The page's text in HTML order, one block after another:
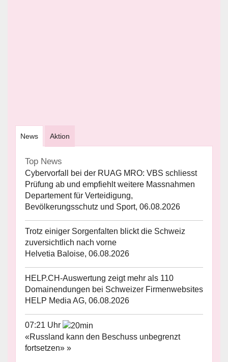
News Aktion
Top News
Cybervorfall bei der RUAG MRO: VBS schliesst
Prüfung ab und empfiehlt weitere Massnahmen
Departement für Verteidigung,
Bevölkerungsschutz und Sport, 06.08.2026
Trotz einiger Sorgenfalten blickt die Schweiz
zuversichtlich nach vorne
Helvetia Baloise, 06.08.2026
HELP.CH-Auswertung zeigt mehr als 110
Domainendungen bei Schweizer Firmenwebsites
HELP Media AG, 06.08.2026
07:21 Uhr
«Russland kann den Beschuss unbegrenzt
fortsetzen» »